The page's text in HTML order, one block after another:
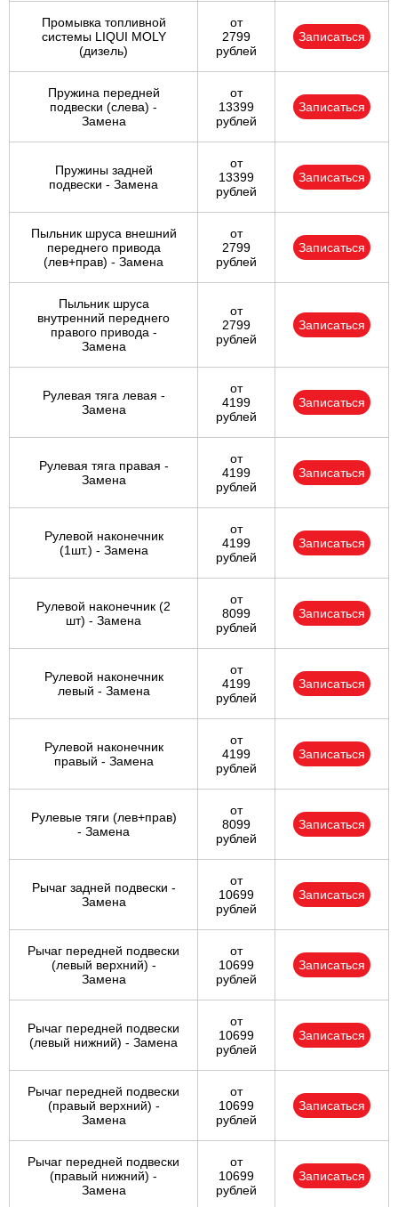
Промывка топливной
системы LIQUI MOLY
(дизель)
от
2799
рублей
Записаться
Пружина передней
подвески (слева) -
Замена
от
13399
рублей
Записаться
Пружины задней
подвески - Замена
от
13399
рублей
Записаться
Пыльник шруса внешний
переднего привода
(лев+прав) - Замена
от
2799
рублей
Записаться
Пыльник шруса
внутренний переднего
правого привода -
Замена
от
2799
рублей
Записаться
Рулевая тяга левая -
Замена
от
4199
рублей
Записаться
Рулевая тяга правая -
Замена
от
4199
рублей
Записаться
Рулевой наконечник
(1шт.) - Замена
от
4199
рублей
Записаться
Рулевой наконечник (2
шт) - Замена
от
8099
рублей
Записаться
Рулевой наконечник
левый - Замена
от
4199
рублей
Записаться
Рулевой наконечник
правый - Замена
от
4199
рублей
Записаться
Рулевые тяги (лев+прав)
- Замена
от
8099
рублей
Записаться
Рычаг задней подвески -
Замена
от
10699
рублей
Записаться
Рычаг передней подвески
(левый верхний) -
Замена
от
10699
рублей
Записаться
Рычаг передней подвески
(левый нижний) - Замена
от
10699
рублей
Записаться
Рычаг передней подвески
(правый верхний) -
Замена
от
10699
рублей
Записаться
Рычаг передней подвески
(правый нижний) -
Замена
от
10699
рублей
Записаться